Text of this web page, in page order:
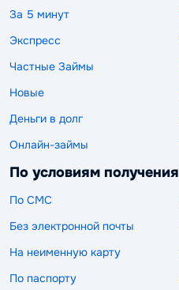
За 5 минут
Экспресс
Частные Займы
Новые
Деньги в долг
Онлайн-займы
По условиям получения
По СМС
Без электронной почты
На неименную карту
По паспорту